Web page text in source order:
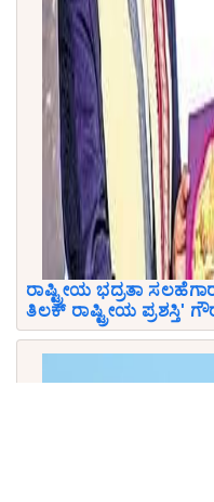
ರಾಷ್ಟ್ರೀಯ ಭದ್ರತಾ
ತಿಲಕ್ ರಾಷ್ಟ್ರೀಯ ಪ್ರಶಸ್ತಿ'